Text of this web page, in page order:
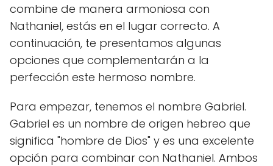
combine de manera armoniosa con
Nathaniel, estás en el lugar correcto. A
continuación, te presentamos algunas
opciones que complementarán a la
perfección este hermoso nombre.
Para empezar, tenemos el nombre Gabriel.
Gabriel es un nombre de origen hebreo que
significa "hombre de Dios" y es una excelente
opción para combinar con Nathaniel. Ambos